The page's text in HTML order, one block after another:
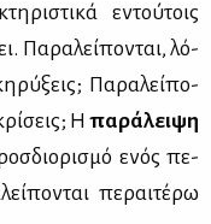
εντού­τοις
Πα­ρα­λεί­πο­νται, λό­
Πα­ρα­λεί­πο­
Ηπα­ρά­λει­ψη
ενός πε­
πε­ραι­τέ­ρω